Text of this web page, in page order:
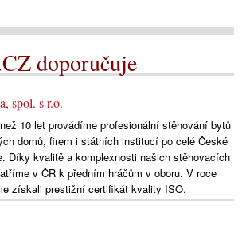
doporučuje
spol. s r.o.
10 let provádíme profesionální stěhování bytů
domů, firem i státních institucí po celé České
Díky kvalitě a komplexnosti našich stěhovacích
v ČR k předním hráčům v oboru. V roce
získali prestižní certifikát kvality ISO.